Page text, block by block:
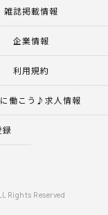
雑誌掲載情報
企業情報
利用規約
働こう♪求人情報
Rights Reserved